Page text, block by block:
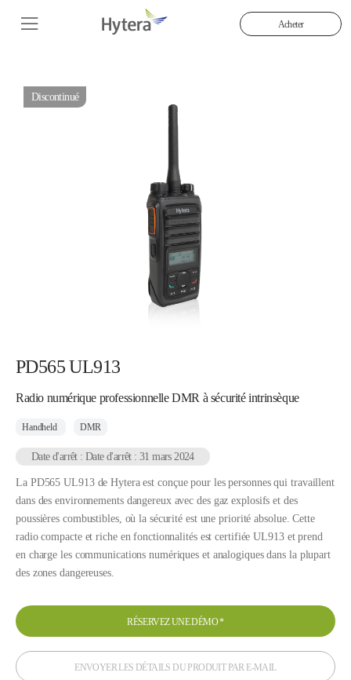
Acheter
Discontinué
PD565 UL913
Radio numérique professionnelle DMR à sécurité intrinsèque
Handheld DMR
Date d'arrêt : Date d'arrêt : 31 mars 2024
La PD565 UL913 de Hytera est conçue pour les personnes qui travaillent
dans des environnements dangereux avec des gaz explosifs et des
poussières combustibles, où la sécurité est une priorité absolue. Cette
radio compacte et riche en fonctionnalités est certifiée UL913 et prend
en charge les communications numériques et analogiques dans la plupart
des zones dangereuses.
RÉSERVEZ UNE DÉMO*
ENVOYER LES DÉTAILS DU PRODUIT PAR E-MAIL